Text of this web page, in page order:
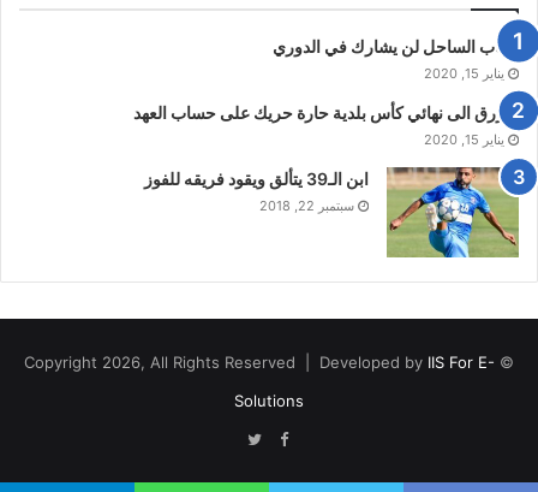
شباب الساحل لن يشارك في الدوري
يناير 15, 2020
الازرق الى نهائي كأس بلدية حارة حريك على حساب العهد
يناير 15, 2020
ابن الـ39 يتألق ويقود فريقه للفوز
سبتمبر 22, 2018
© Copyright 2026, All Rights Reserved | Developed by
IIS For E-
Solutions
Facebook